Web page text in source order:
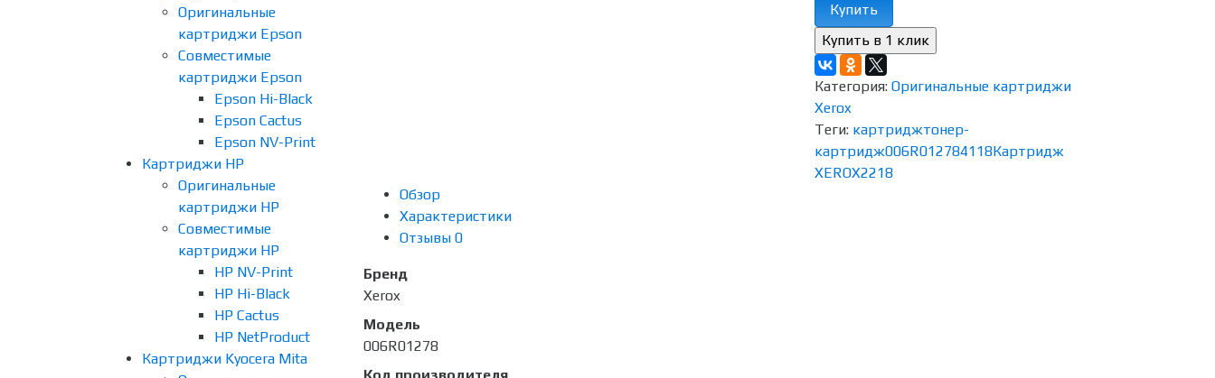
Оригинальные
картриджи Epson
Совместимые
картриджи Epson
Epson Hi-Black
Epson Cactus
Epson NV-Print
Картриджи HP
Оригинальные
картриджи HP
Совместимые
картриджи HP
HP NV-Print
HP Hi-Black
HP Cactus
HP NetProduct
Картриджи Kyocera Mita
Купить
Категория: Оригинальные картриджи
Xerox
Теги: картриджтонер-
картридж006R012784118Картридж
XEROX2218
Обзор
Характеристики
Отзывы 0
Бренд
Xerox
Модель
006R01278